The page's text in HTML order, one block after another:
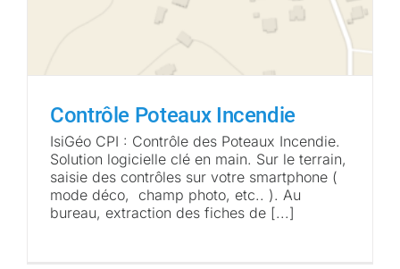
Contrôle Poteaux Incendie
IsiGéo CPI : Contrôle des Poteaux Incendie.
Solution logicielle clé en main. Sur le terrain,
saisie des contrôles sur votre smartphone (
mode déco, champ photo, etc.. ). Au
bureau, extraction des fiches de [...]